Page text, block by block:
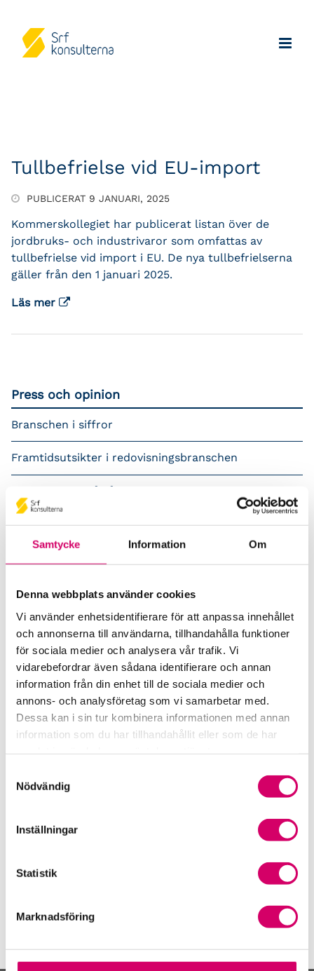
Samtycke Information Om
Denna webbplats använder cookies
Vi använder enhetsidentifierare för att anpassa innehållet
och annonserna till användarna, tillhandahålla funktioner
för sociala medier och analysera vår trafik. Vi
vidarebefordrar även sådana identifierare och annan
information från din enhet till de sociala medier och
annons- och analysföretag som vi samarbetar med.
Dessa kan i sin tur kombinera informationen med annan
information som du har tillhandahållit eller som de har
Nödvändig
Inställningar
Statistik
Marknadsföring
Tullbefrielse vid EU-import
PUBLICERAT 9 JANUARI, 2025
Kommerskollegiet har publicerat listan över de
jordbruks- och industrivaror som omfattas av
tullbefrielse vid import i EU. De nya tullbefrielserna
gäller från den 1 januari 2025.
Läs mer
Press och opinion
Branschen i siffror
Framtidsutsikter i redovisningsbranschen
Prenumerera på våra nyhetsbrev
Pressrum
Remisser
Samverkan med myndigheter och organisationer
Srf Fokusrapport 2024 – insikter för hållbart
företagande
Våra nyhetskanaler
Tidningen Konsulten
Öppet brev till Myndigheten för yrkeshögskolan
Framtidsutsikter i lönebranschen